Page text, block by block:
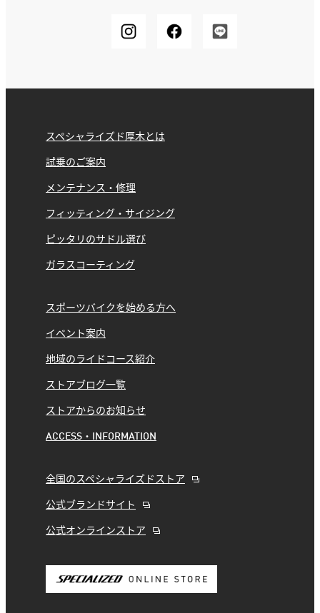
スペシャライズド厚木とは
試乗のご案内
メンテナンス・修理
フィッティング・サイジング
ピッタリのサドル選び
ガラスコーティング
スポーツバイクを始める方へ
イベント案内
地域のライドコース紹介
ストアブログ一覧
ストアからのお知らせ
ACCESS・INFORMATION
全国のスペシャライズドストア
公式ブランドサイト
公式オンラインストア